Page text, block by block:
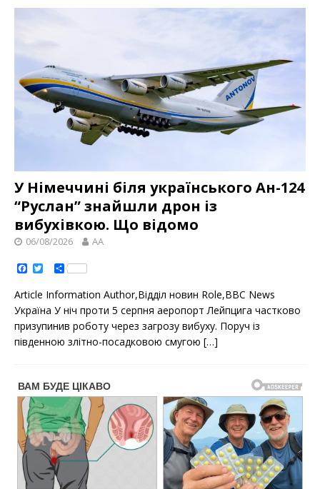
У Німеччині біля українського Ан-124
“Руслан” знайшли дрон із
вибухівкою. Що відомо
06/08/2026 AA
a
c
e
b
o
o
k
t
t
e
r
S
h
r
e
Article Information Author,Відділ новин Role,ВВС News
Україна У ніч проти 5 серпня аеропорт Лейпцига частково
призупинив роботу через загрозу вибуху. Поруч із
південною злітно-посадковою смугою […]